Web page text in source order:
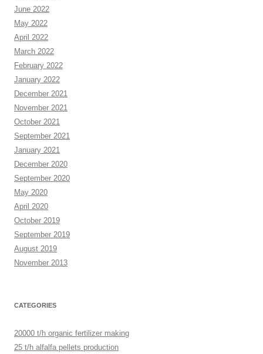
June 2022
May 2022
April 2022
March 2022
February 2022
January 2022
December 2021
November 2021
October 2021
September 2021
January 2021
December 2020
September 2020
May 2020
April 2020
October 2019
September 2019
August 2019
November 2013
CATEGORIES
20000 t/h organic fertilizer making
25 t/h alfalfa pellets production